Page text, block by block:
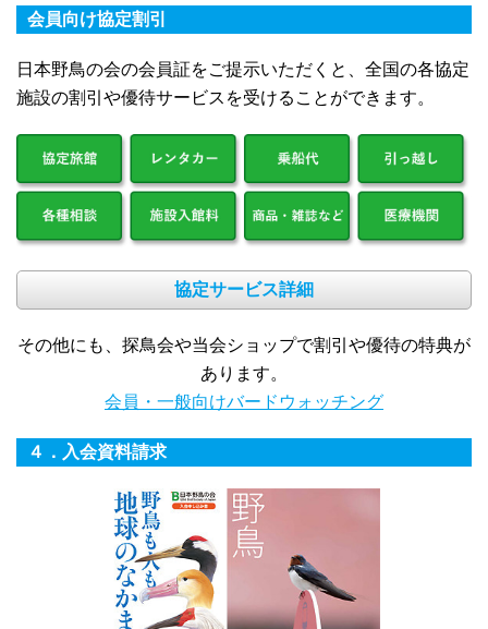
会員向け協定割引
日本野鳥の会の会員証をご提示いただくと、全国の各協定
施設の割引や優待サービスを受けることができます。
協定サービス詳細
その他にも、探鳥会や当会ショップで割引や優待の特典が
あります。
会員・一般向けバードウォッチング
４．入会資料請求